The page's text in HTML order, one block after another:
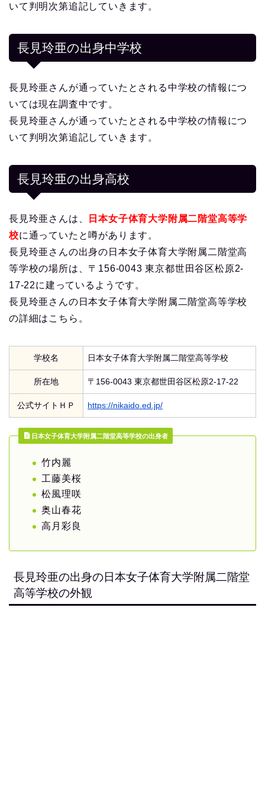
いて判明次第追記していきます。
長見玲亜の出身中学校
長見玲亜さんが通っていたとされる中学校の情報につ
いては現在調査中です。
長見玲亜さんが通っていたとされる中学校の情報につ
いて判明次第追記していきます。
長見玲亜の出身高校
長見玲亜さんは、
日本女子体育大学附属二階堂高等学
校に通っていたと噂があります。
長見玲亜さんの出身の日本女子体育大学附属二階堂高
等学校の場所は、〒156-0043 東京都世田谷区松原2-
17-22に建っているようです。
長見玲亜さんの日本女子体育大学附属二階堂高等学校
の詳細はこちら。
学校名 日本女子体育大学附属二階堂高等学校
所在地 〒156-0043 東京都世田谷区松原2-17-22
公式サイトＨＰ https://nikaido.ed.jp/
日本女子体育大学附属二階堂高等学校の出身者
竹内麗
工藤美桜
松風理咲
奥山春花
高月彩良
長見玲亜の出身の日本女子体育大学附属二階堂
高等学校の外観